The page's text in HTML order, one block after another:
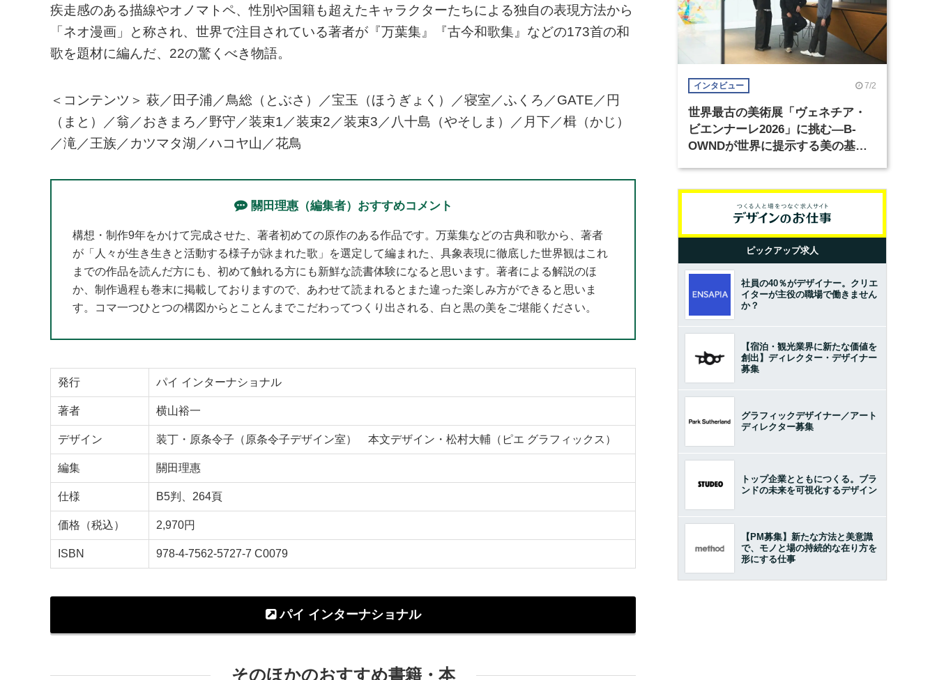
疾走感のある描線やオノマトペ、性別や国籍も超えたキャラクターたちによる独自の表現方法から
「ネオ漫画」と称され、世界で注目されている著者が『万葉集』『古今和歌集』などの173首の和
歌を題材に編んだ、22の驚くべき物語。
＜コンテンツ＞ 萩／田子浦／鳥総（とぶさ）／宝玉（ほうぎょく）／寝室／ふくろ／GATE／円
（まと）／翁／おきまろ／野守／装束1／装束2／装束3／八十島（やそしま）／月下／楫（かじ）
／滝／王族／カツマタ湖／ハコヤ山／花鳥
關田理惠（編集者）おすすめコメント
構想・制作9年をかけて完成させた、著者初めての原作のある作品です。万葉集などの古典和歌から、著者
が「人々が生き生きと活動する様子が詠まれた歌」を選定して編まれた、具象表現に徹底した世界観はこれ
までの作品を読んだ方にも、初めて触れる方にも新鮮な読書体験になると思います。著者による解説のほ
か、制作過程も巻末に掲載しておりますので、あわせて読まれるとまた違った楽しみ方ができると思いま
す。コマ一つひとつの構図からとことんまでこだわってつくり出される、白と黒の美をご堪能ください。
発行 パイ インターナショナル
著者 横山裕一
デザイン 装丁・原条令子（原条令子デザイン室） 本文デザイン・松村大輔（ピエ グラフィックス）
編集 關田理惠
仕様 B5判、264頁
価格（税込） 2,970円
ISBN 978-4-7562-5727-7 C0079
パイ インターナショナル
そのほかのおすすめ書籍・本
インタビュー 7/2
世界最古の美術展「ヴェネチア・
ビエンナーレ2026」に挑む―B-
OWNDが世界に提示する美の基準
ピックアップ求人
社員の40％がデザイナー。クリエ
イターが主役の職場で働きません
か？
【宿泊・観光業界に新たな価値を
創出】ディレクター・デザイナー
募集
グラフィックデザイナー／アート
ディレクター募集
トップ企業とともにつくる。ブラ
ンドの未来を可視化するデザイン
【PM募集】新たな方法と美意識
で、モノと場の持続的な在り方を
形にする仕事